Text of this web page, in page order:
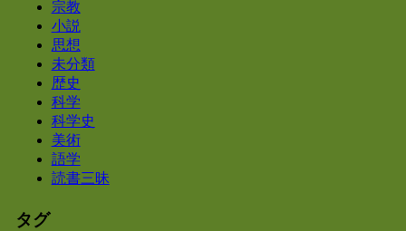
宗教
小説
思想
未分類
歴史
科学
科学史
美術
語学
読書三昧
タグ